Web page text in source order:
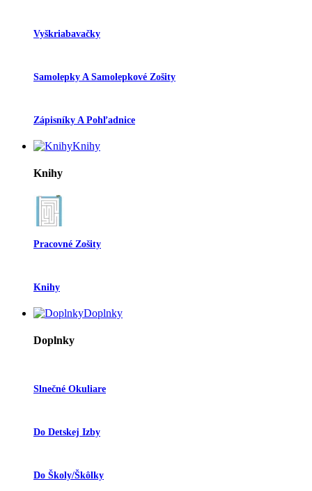
Vyškriabavačky
Samolepky A Samolepkové Zošity
Zápisníky A Pohľadnice
Knihy
Knihy
Pracovné Zošity
Knihy
Doplnky
Doplnky
Slnečné Okuliare
Do Detskej Izby
Do Školy/škôlky